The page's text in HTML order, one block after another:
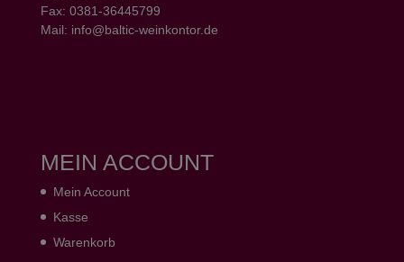
Fax: 0381-36445799
Mail: info@baltic-weinkontor.de
MEIN ACCOUNT
Mein Account
Kasse
Warenkorb